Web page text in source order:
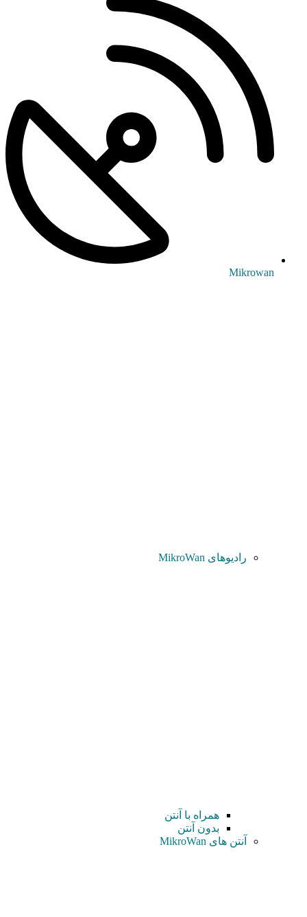
Mikrowan
رادیوهای MikroWan
همراه با آنتن
بدون آنتن
آنتن های MikroWan